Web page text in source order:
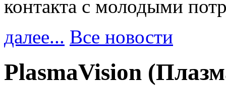
контакта с молодыми
далее... Все новости
PlasmaVision